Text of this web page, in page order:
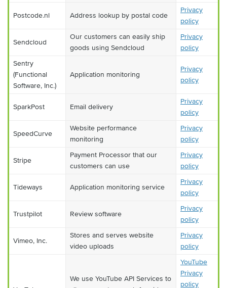
Postcode.nl Address lookup by postal code
Privacy
policy
Sendcloud
Our customers can easily ship
goods using Sendcloud
Privacy
policy
Sentry
(Functional
Software, Inc.)
Application monitoring
Privacy
policy
SparkPost Email delivery
Privacy
policy
SpeedCurve
Website performance
monitoring
Privacy
policy
Stripe
Payment Processor that our
customers can use
Privacy
policy
Tideways Application monitoring service
Privacy
policy
Trustpilot Review software
Privacy
policy
Vimeo, Inc.
Stores and serves website
video uploads
Privacy
policy
We use YouTube API Services to
YouTube
Privacy
policy